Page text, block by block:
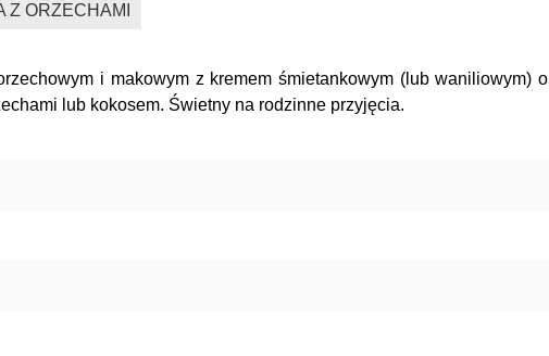
Z ORZECHAMI
i makowym z kremem śmietankowym (lub waniliowym) o
lub kokosem. Świetny na rodzinne przyjęcia.